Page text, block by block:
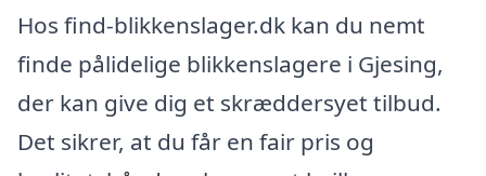
Hos find-blikkenslager.dk kan du nemt
finde pålidelige blikkenslagere i Gjesing,
der kan give dig et skræddersyet tilbud.
Det sikrer, at du får en fair pris og